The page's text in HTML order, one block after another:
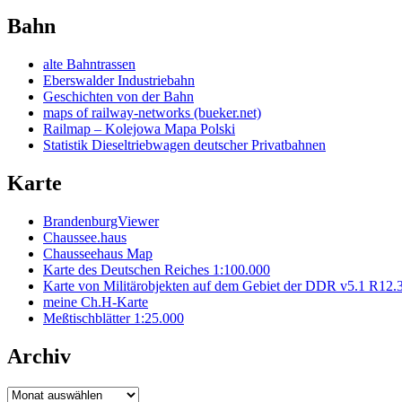
Bahn
alte Bahntrassen
Eberswalder Industriebahn
Geschichten von der Bahn
maps of railway-networks (bueker.net)
Railmap – Kolejowa Mapa Polski
Statistik Dieseltriebwagen deutscher Privatbahnen
Karte
BrandenburgViewer
Chaussee.haus
Chausseehaus Map
Karte des Deutschen Reiches 1:100.000
Karte von Militärobjekten auf dem Gebiet der DDR v5.1
meine Ch.H-Karte
Meßtischblätter 1:25.000
Archiv
Archiv